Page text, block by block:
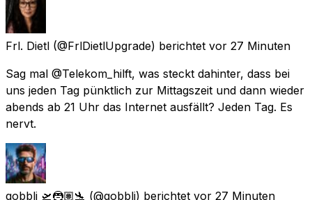
Frl. Dietl (@FrlDietlUpgrade) berichtet vor 27 Minuten
Sag mal @Telekom_hilft, was steckt dahinter, dass bei
uns jeden Tag pünktlich zur Mittagszeit und dann wieder
abends ab 21 Uhr das Internet ausfällt? Jeden Tag. Es
nervt.
gobbli 🛫🦹🏽🛬 (@gobbli) berichtet vor 27 Minuten